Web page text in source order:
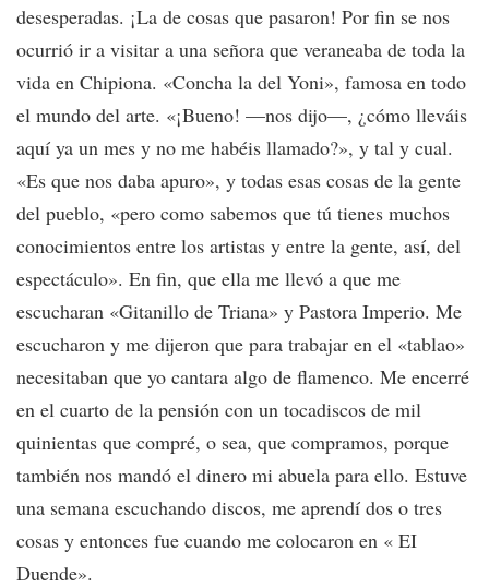
desesperadas. ¡La de cosas que pasaron! Por fin se nos
ocurrió ir a visitar a una señora que veraneaba de toda la
vida en Chipiona. «Concha la del Yoni», famosa en todo
el mundo del arte. «¡Bueno! —nos dijo—, ¿cómo lleváis
aquí ya un mes y no me habéis llamado?», y tal y cual.
«Es que nos daba apuro», y todas esas cosas de la gente
del pueblo, «pero como sabemos que tú tienes muchos
conocimientos entre los artistas y entre la gente, así, del
espectáculo». En fin, que ella me llevó a que me
escucharan «Gitanillo de Triana» y Pastora Imperio. Me
escucharon y me dijeron que para trabajar en el «tablao»
necesitaban que yo cantara algo de flamenco. Me encerré
en el cuarto de la pensión con un tocadiscos de mil
quinientas que compré, o sea, que compramos, porque
también nos mandó el dinero mi abuela para ello. Estuve
una semana escuchando discos, me aprendí dos o tres
cosas y entonces fue cuando me colocaron en « EI
Duende».